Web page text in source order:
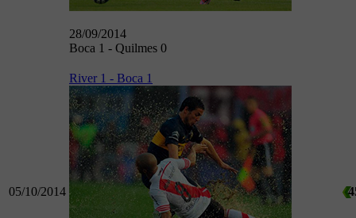
28/09/2014
Boca 1 - Quilmes 0
05/10/2014
River 1 - Boca 1